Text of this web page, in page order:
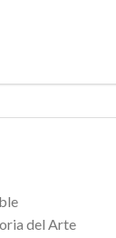
del Arte